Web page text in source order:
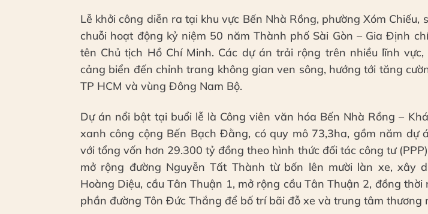
Lễ khởi công diễn ra tại khu vực Bến Nhà Rồng, phường Xóm Chiếu,
chuỗi hoạt động kỷ niệm 50 năm Thành phố Sài Gòn – Gia Định
tên Chủ tịch Hồ Chí Minh. Các dự án trải rộng trên nhiều lĩnh vực,
cảng biển đến chỉnh trang không gian ven sông, hướng tới tăng
TP HCM và vùng Đông Nam Bộ.
Dự án nổi bật tại buổi lễ là Công viên văn hóa Bến Nhà Rồng –
xanh công cộng Bến Bạch Đằng, có quy mô 73,3ha, gồm năm dự
với tổng vốn hơn 29.300 tỷ đồng theo hình thức đối tác công tư
mở rộng đường Nguyễn Tất Thành từ bốn lên mười làn xe, xây
Hoàng Diệu, cầu Tân Thuận 1, mở rộng cầu Tân Thuận 2, đồng
phần đường Tôn Đức Thắng để bố trí bãi đỗ xe và trung tâm thương